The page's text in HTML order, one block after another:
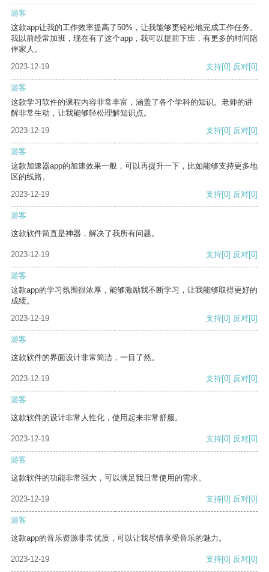
游客
这款app让我的工作效率提高了50%，让我能够更轻松地完成工作任务。
我以前经常加班，现在有了这个app，我可以提前下班，有更多的时间陪
伴家人。
2023-12-19
支持[0] 反对[0]
游客
这款学习软件的课程内容非常丰富，涵盖了各个学科的知识。老师的讲
解非常生动，让我能够轻松理解知识点。
2023-12-19
支持[0] 反对[0]
游客
这款加速器app的加速效果一般，可以再提升一下，比如能够支持更多地
区的线路。
2023-12-19
支持[0] 反对[0]
游客
这款软件简直是神器，解决了我所有问题。
2023-12-19 支持[0] 反对[0]
游客
这款app的学习氛围很浓厚，能够激励我不断学习，让我能够取得更好的
成绩。
2023-12-19
支持[0] 反对[0]
游客
这款软件的界面设计非常简洁，一目了然。
2023-12-19 支持[0] 反对[0]
游客
这款软件的设计非常人性化，使用起来非常舒服。
2023-12-19 支持[0] 反对[0]
游客
这款软件的功能非常强大，可以满足我日常使用的需求。
2023-12-19 支持[0] 反对[0]
游客
这款app的音乐资源非常优质，可以让我尽情享受音乐的魅力。
2023-12-19 支持[0] 反对[0]